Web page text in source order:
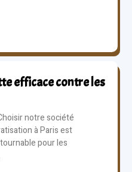
efficace contre les
notre société
à Paris est
pour les